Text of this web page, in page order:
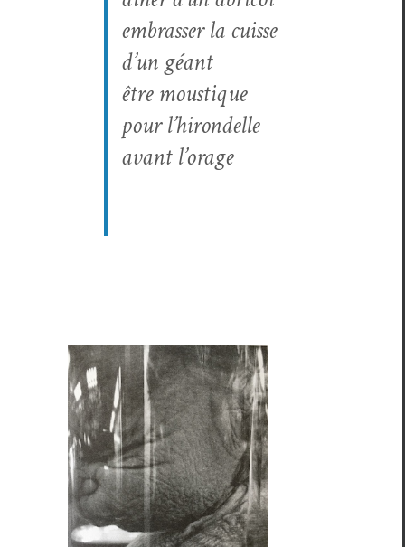
embrass­er la cuisse
d’un géant
être mous­tique
pour l’hirondelle
avant l’orage